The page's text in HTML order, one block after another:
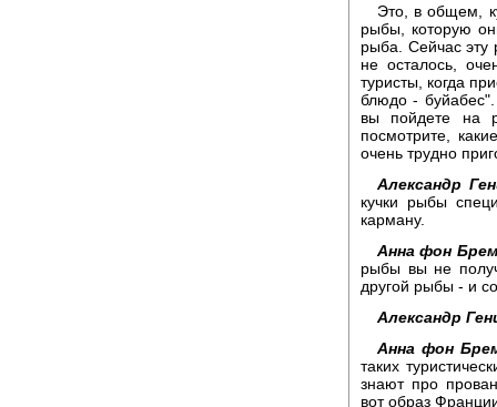
Это, в общем,
рыбы, которую
рыба. Сейчас
не осталось,
туристы, когда
блюдо - буйабес".
вы пойдете на
посмотрите,
очень трудно
Александр
кучки рыбы
карману.
Анна фон
рыбы вы не
другой рыбы - и
Александр
Анна фон
таких
знают про
вот образ